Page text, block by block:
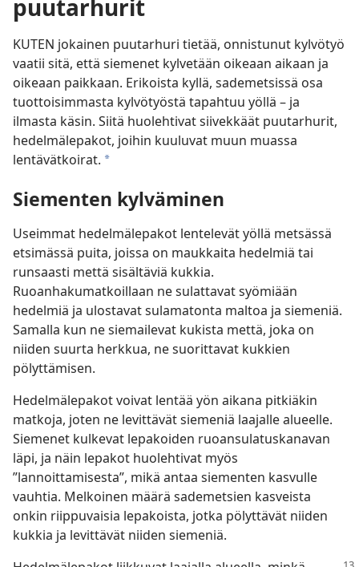
puutarhurit
KUTEN jokainen puutarhuri tietää, onnistunut kylvötyö
vaatii sitä, että siemenet kylvetään oikeaan aikaan ja
oikeaan paikkaan. Erikoista kyllä, sademetsissä osa
tuottoisimmasta kylvötyöstä tapahtuu yöllä – ja
ilmasta käsin. Siitä huolehtivat siivekkäät puutarhurit,
hedelmälepakot, joihin kuuluvat muun muassa
lentävätkoirat. *
Siementen kylväminen
Useimmat hedelmälepakot lentelevät yöllä metsässä
etsimässä puita, joissa on maukkaita hedelmiä tai
runsaasti mettä sisältäviä kukkia.
Ruoanhakumatkoillaan ne sulattavat syömiään
hedelmiä ja ulostavat sulamatonta maltoa ja siemeniä.
Samalla kun ne siemailevat kukista mettä, joka on
niiden suurta herkkua, ne suorittavat kukkien
pölyttämisen.
Hedelmälepakot voivat lentää yön aikana pitkiäkin
matkoja, joten ne levittävät siemeniä laajalle alueelle.
Siemenet kulkevat lepakoiden ruoansulatuskanavan
läpi, ja näin lepakot huolehtivat myös
”lannoittamisesta”, mikä antaa siementen kasvulle
vauhtia. Melkoinen määrä sademetsien kasveista
onkin riippuvaisia lepakoista, jotka pölyttävät niiden
kukkia ja levittävät niiden siemeniä.